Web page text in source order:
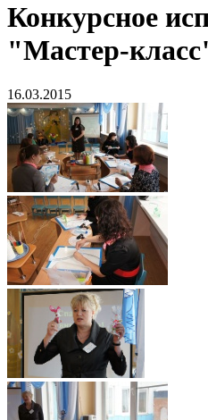
Конкурсное
"Мастер-
16.03.2015